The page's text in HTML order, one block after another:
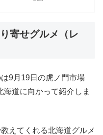
寄せグルメ（レ
9月19日の虎ノ門市場
道に向かって紹介しま
えてくれる北海道グルメ